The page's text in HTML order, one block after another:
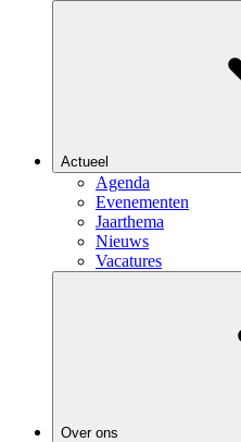
Actueel
Agenda
Evenementen
Jaarthema
Nieuws
Vacatures
Over ons